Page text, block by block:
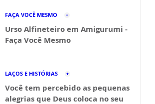
FAÇA VOCÊ MESMO
Urso Alfineteiro em Amigurumi -
Faça Você Mesmo
LAÇOS E HISTÓRIAS
Você tem percebido as pequenas
alegrias que Deus coloca no seu